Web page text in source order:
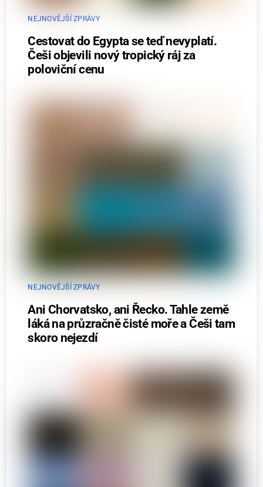
NEJNOVĚJŠÍ ZPRÁVY
Cestovat do Egypta se teď nevyplatí.
Češi objevili nový tropický ráj za
poloviční cenu
NEJNOVĚJŠÍ ZPRÁVY
Ani Chorvatsko, ani Řecko. Tahle země
láká na průzračně čisté moře a Češi tam
skoro nejezdí